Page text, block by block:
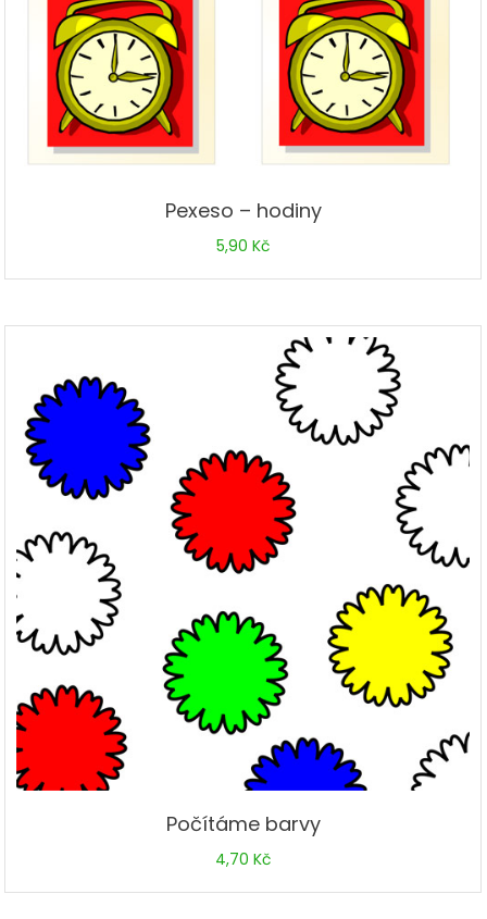
Pexeso – hodiny
5,90 Kč
Počítáme barvy
4,70 Kč